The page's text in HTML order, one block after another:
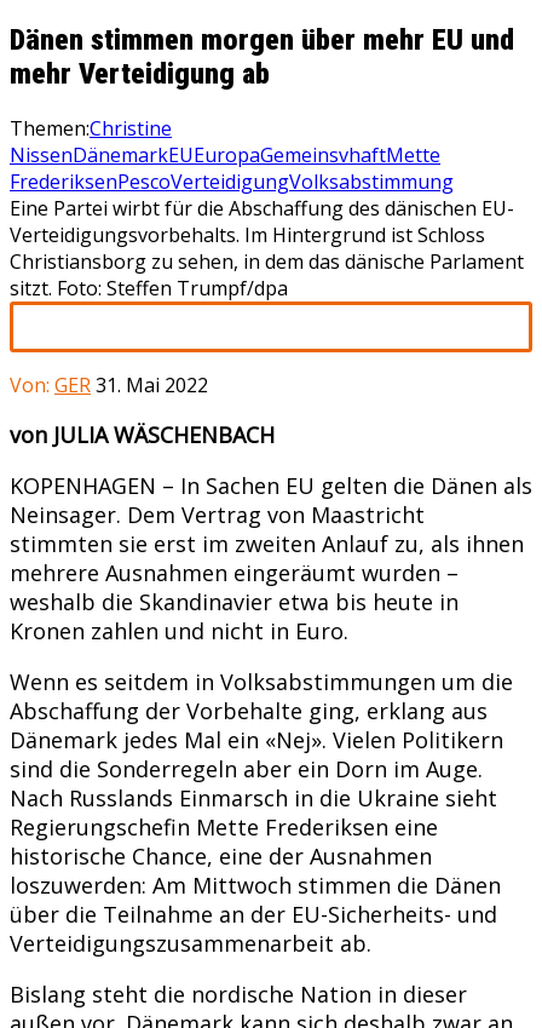
Dänen stimmen morgen über mehr EU und
mehr Verteidigung ab
Themen:Christine
NissenDänemarkEUEuropaGemeinsvhaftMette
FrederiksenPescoVerteidigungVolksabstimmung
Eine Partei wirbt für die Abschaffung des dänischen EU-
Verteidigungsvorbehalts. Im Hintergrund ist Schloss
Christiansborg zu sehen, in dem das dänische Parlament
sitzt. Foto: Steffen Trumpf/dpa
Von: GER31. Mai 2022
von JULIA WÄSCHENBACH
KOPENHAGEN – In Sachen EU gelten die Dänen als
Neinsager. Dem Vertrag von Maastricht
stimmten sie erst im zweiten Anlauf zu, als ihnen
mehrere Ausnahmen eingeräumt wurden –
weshalb die Skandinavier etwa bis heute in
Kronen zahlen und nicht in Euro.
Wenn es seitdem in Volksabstimmungen um die
Abschaffung der Vorbehalte ging, erklang aus
Dänemark jedes Mal ein «Nej». Vielen Politikern
sind die Sonderregeln aber ein Dorn im Auge.
Nach Russlands Einmarsch in die Ukraine sieht
Regierungschefin Mette Frederiksen eine
historische Chance, eine der Ausnahmen
loszuwerden: Am Mittwoch stimmen die Dänen
über die Teilnahme an der EU-Sicherheits- und
Verteidigungszusammenarbeit ab.
Bislang steht die nordische Nation in dieser